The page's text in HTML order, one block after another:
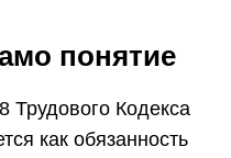
понятие
Трудового Кодекса
как обязанность